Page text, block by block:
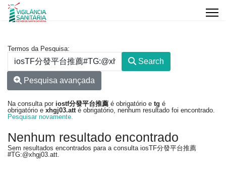
Formulário de pesquisa
Termos da Pesquisa:
Search
Pesquisa avançada
Na consulta por iostf分發平台推薦 é obrigatório e tg é
obrigatório exhgj03.att é obrigatório , nenhum resultado foi encontrado.
Pesquisar novamente.
Nenhum resultado encontrado
Sem resultados encontrados para a consulta iosTF分發平台推薦
#TG:@xhgj03.att.